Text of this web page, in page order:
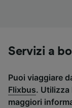
Servizi a
Puoi viaggiare
Flixbus.
maggiori